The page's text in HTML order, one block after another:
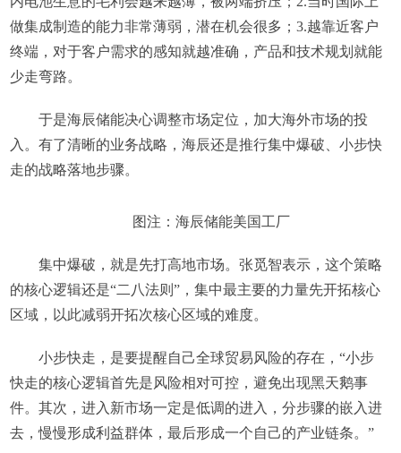
做集成制造的能力非常薄弱，潜在机会很多；3.越靠近客户
终端，对于客户需求的感知就越准确，产品和技术规划就能
少走弯路。
于是海辰储能决心调整市场定位，加大海外市场的投
入。有了清晰的业务战略，海辰还是推行集中爆破、小步快
走的战略落地步骤。
图注：海辰储能美国工厂
集中爆破，就是先打高地市场。张觅智表示，这个策略
的核心逻辑还是“二八法则”，集中最主要的力量先开拓核心
区域，以此减弱开拓次核心区域的难度。
小步快走，是要提醒自己全球贸易风险的存在，“小步
快走的核心逻辑首先是风险相对可控，避免出现黑天鹅事
件。其次，进入新市场一定是低调的进入，分步骤的嵌入进
去，慢慢形成利益群体，最后形成一个自己的产业链条。”